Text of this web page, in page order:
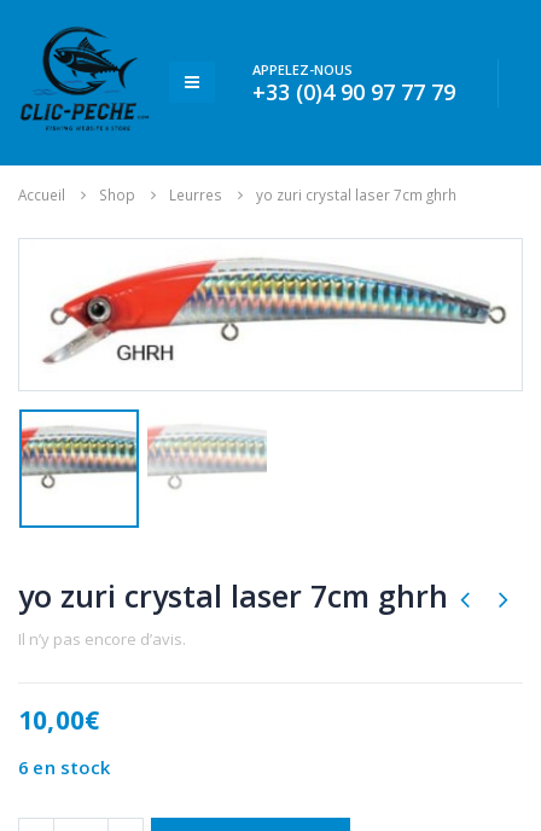
APPELEZ-NOUS
+33 (0)4 90 97 77 79
Accueil Shop Leurres yo zuri crystal laser 7cm ghrh
yo zuri crystal laser 7cm ghrh
Il n’y pas encore d’avis.
10,00€
6 en stock